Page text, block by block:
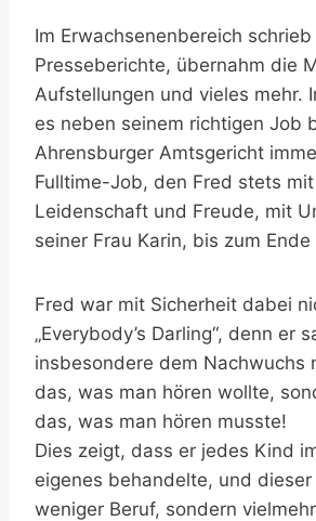
Im Erwachsenenbereich
Presseberichte, übernahm die
Aufstellungen und vieles mehr.
es neben seinem richtigen Job
Ahrensburger Amtsgericht
Fulltime-Job, den Fred stets
Leidenschaft und Freude, mit
seiner Frau Karin, bis zum
Fred war mit Sicherheit dabei
„Everybody’s Darling“, denn er
insbesondere dem Nachwuchs
das, was man hören wollte,
das, was man hören musste!
Dies zeigt, dass er jedes Kind
eigenes behandelte, und
weniger Beruf, sondern